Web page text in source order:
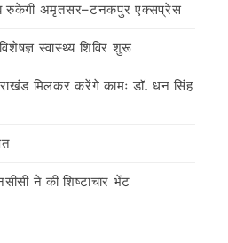
रुकेगी अमृतसर–टनकपुर एक्सप्रेस
स्वास्थ्य शिविर शुरू
मिलकर करेंगे कामः डाॅ. धन सिंह
ने की शिष्टाचार भेंट